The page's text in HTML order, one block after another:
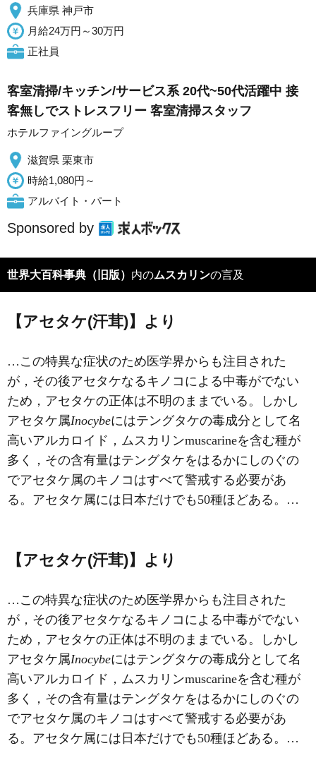
兵庫県 神戸市
月給24万円～30万円
正社員
客室清掃/キッチン/サービス系 20代~50代活躍中 接
客無しでストレスフリー 客室清掃スタッフ
ホテルファイングループ
滋賀県 栗東市
時給1,080円～
アルバイト・パート
Sponsored by
世界大百科事典（旧版） 内のムスカリンの言及
【アセタケ(汗茸)】より
…この特異な症状のため医学界からも注目された
が，その後アセタケなるキノコによる中毒がでない
ため，アセタケの正体は不明のままでいる。しかし
アセタケ属Inocybeにはテングタケの毒成分として名
高いアルカロイド， ムスカリンmuscarineを含む種が
多く，その含有量はテングタケをはるかにしのぐの
でアセタケ属のキノコはすべて警戒する必要があ
る。アセタケ属には日本だけでも50種ほどある。…
【アセタケ(汗茸)】より
…この特異な症状のため医学界からも注目された
が，その後アセタケなるキノコによる中毒がでない
ため，アセタケの正体は不明のままでいる。しかし
アセタケ属Inocybeにはテングタケの毒成分として名
高いアルカロイド， ムスカリンmuscarineを含む種が
多く，その含有量はテングタケをはるかにしのぐの
でアセタケ属のキノコはすべて警戒する必要があ
る。アセタケ属には日本だけでも50種ほどある。…